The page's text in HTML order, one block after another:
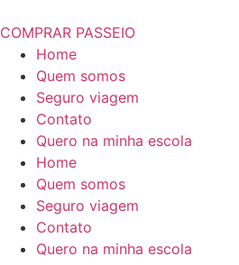
COMPRAR PASSEIO
Home
Quem somos
Seguro viagem
Contato
Quero na minha escola
Home
Quem somos
Seguro viagem
Contato
Quero na minha escola